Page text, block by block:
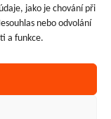
jako je chování při
nebo odvolání
a funkce.